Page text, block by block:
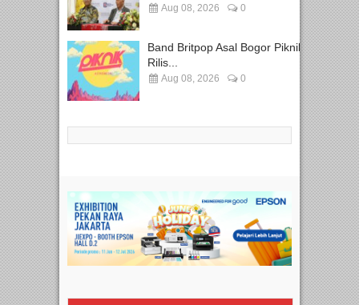
Aug 08, 2026 0
Band Britpop Asal Bogor Piknik
Rilis...
Aug 08, 2026 0